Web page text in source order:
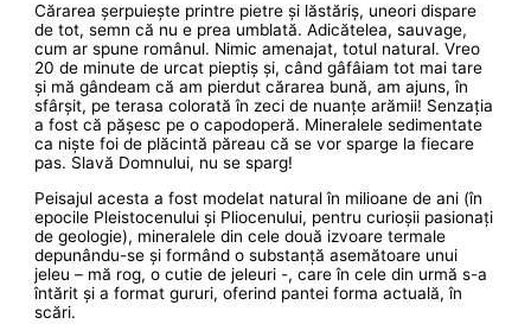
Cărarea șerpuiește printre pietre și lăstăriș, uneori dispare
de tot, semn că nu e prea umblată. Adicătelea, sauvage,
cum ar spune românul. Nimic amenajat, totul natural. Vreo
20 de minute de urcat pieptiș și, când gâfâiam tot mai tare
și mă gândeam că am pierdut cărarea bună, am ajuns, în
sfârșit, pe terasa colorată în zeci de nuanțe arămii! Senzația
a fost că pășesc pe o capodoperă. Mineralele sedimentate
ca niște foi de plăcintă păreau că se vor sparge la fiecare
pas. Slavă Domnului, nu se sparg!
Peisajul acesta a fost modelat natural în milioane de ani (în
epocile Pleistocenului și Pliocenului, pentru curioșii pasionați
de geologie), mineralele din cele două izvoare termale
depunându-se și formând o substanță asemătoare unui
jeleu – mă rog, o cutie de jeleuri -, care în cele din urmă s-a
întărit și a format gururi, oferind pantei forma actuală, în
scări.